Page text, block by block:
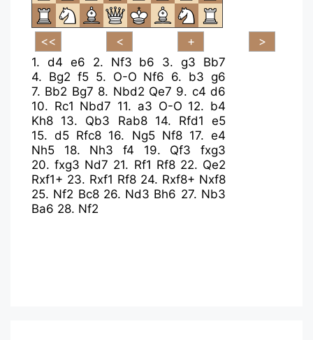
1. d4 e6 2. Nf3 b6 3.g3
Bb7
4. Bg2 f5 5. O-O Nf6 6. b3 g6
7. Bb2 Bg7 8. Nbd2 Qe7 9. c4 d6
10. Rc1 Nbd7 11. a3 O-O 12. b4
Kh8 13. Qb3 Rab8 14. Rfd1
e5
15.d5 Rfc8 16. Ng5 Nf8 17.e4
Nh5
18. Nh3 f4 19. Qf3
fxg3
20.fxg3 Nd7 21. Rf1 Rf8 22. Qe2
Rxf1+ 23. Rxf1 Rf8 24. Rxf8+ Nxf8
25. Nf2 Bc8 26. Nd3 Bh6 27. Nb3
Ba6 28. Nf2